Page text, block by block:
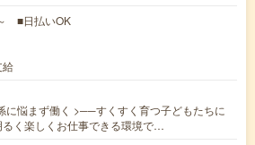
■日払いOK
給
に悩まず働く >──すくすく育つ子どもたちに
るく楽しくお仕事できる環境で…